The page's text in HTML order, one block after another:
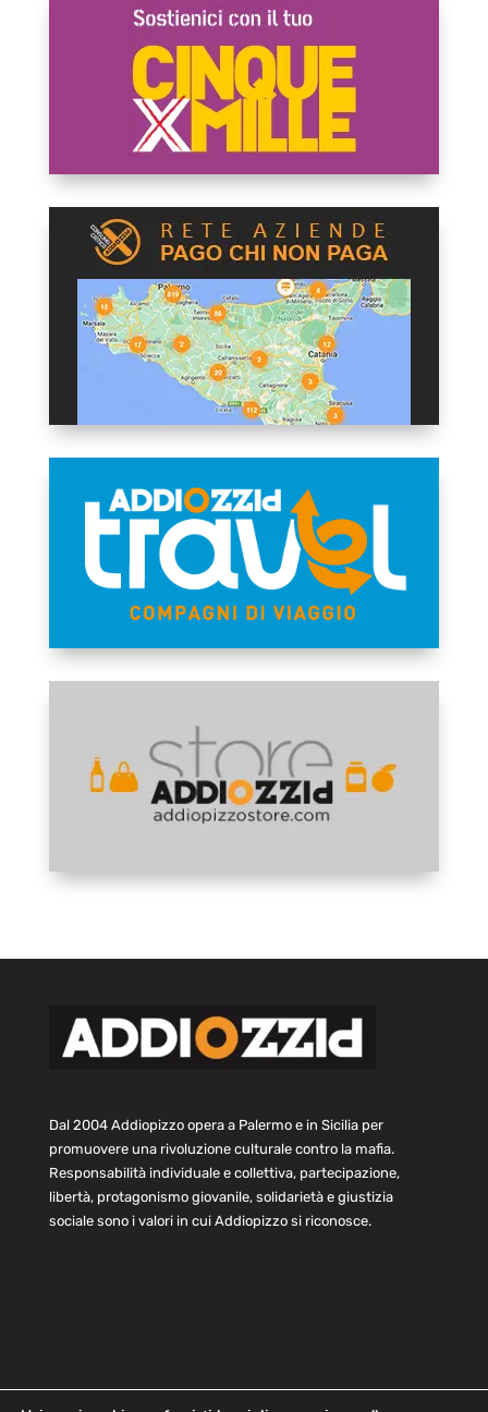
Dal 2004 Addiopizzo opera a Palermo e in Sicilia per
promuovere una rivoluzione culturale contro la mafia.
Responsabilità individuale e collettiva, partecipazione,
libertà, protagonismo giovanile, solidarietà e giustizia
sociale sono i valori in cui Addiopizzo si riconosce.